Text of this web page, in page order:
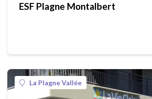
ESF Plagne Montalbert
La Plagne Vallée